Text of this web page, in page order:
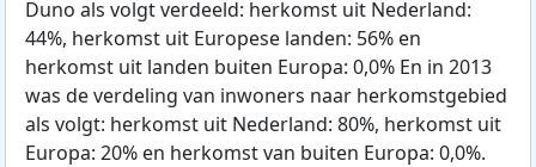
Duno als volgt verdeeld: herkomst uit Nederland:
44%, herkomst uit Europese landen: 56% en
herkomst uit landen buiten Europa: 0,0% En in 2013
was de verdeling van inwoners naar herkomstgebied
als volgt: herkomst uit Nederland: 80%, herkomst uit
Europa: 20% en herkomst van buiten Europa: 0,0%.